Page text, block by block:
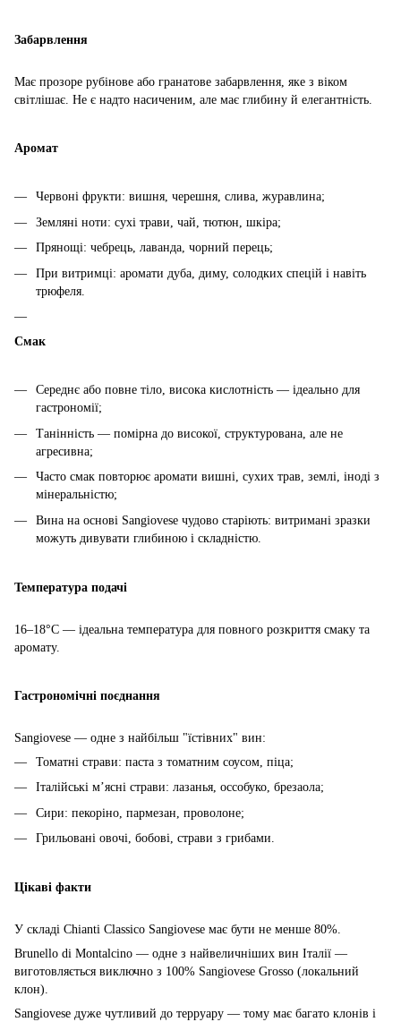
Забарвлення
Має прозоре рубінове або гранатове забарвлення, яке з віком
світлішає. Не є надто насиченим, але має глибину й елегантність.
Аромат
Червоні фрукти: вишня, черешня, слива, журавлина;
Земляні ноти: сухі трави, чай, тютюн, шкіра;
Прянощі: чебрець, лаванда, чорний перець;
При витримці: аромати дуба, диму, солодких спецій і навіть
трюфеля.
Смак
Середнє або повне тіло, висока кислотність — ідеально для
гастрономії;
Танінність — помірна до високої, структурована, але не
агресивна;
Часто смак повторює аромати вишні, сухих трав, землі, іноді з
мінеральністю;
Вина на основі Sangiovese чудово старіють: витримані зразки
можуть дивувати глибиною і складністю.
Температура подачі
16–18°C — ідеальна температура для повного розкриття смаку та
аромату.
Гастрономічні поєднання
Sangiovese — одне з найбільш "їстівних" вин:
Томатні страви: паста з томатним соусом, піца;
Італійські м’ясні страви: лазанья, оссобуко, брезаола;
Сири: пекоріно, пармезан, проволоне;
Грильовані овочі, бобові, страви з грибами.
Цікаві факти
У складі Chianti Classico Sangiovese має бути не менше 80%.
Brunello di Montalcino — одне з найвеличніших вин Італії —
виготовляється виключно з 100% Sangiovese Grosso (локальний
клон).
Sangiovese дуже чутливий до терруару — тому має багато клонів і